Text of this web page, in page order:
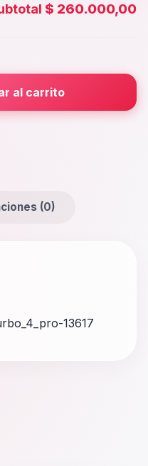
$30.000,00)
$ 260.000,00
al carrito
(0)
13617